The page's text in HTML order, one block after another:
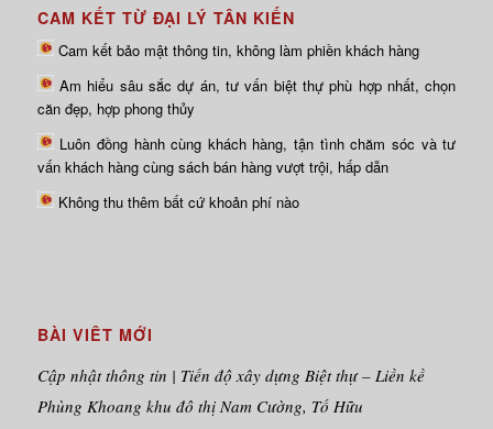
CAM KẾT TỪ ĐẠI LÝ TÂN KIẾN
Cam kết bảo mật thông tin, không làm phiền khách hàng
Am hiểu sâu sắc dự án, tư vấn biệt thự phù hợp nhất, chọn
căn đẹp, hợp phong thủy
Luôn đồng hành cùng khách hàng, tận tình chăm sóc và tư
vấn khách hàng cùng sách bán hàng vượt trội, hấp dẫn
Không thu thêm bất cứ khoản phí nào
BÀI VIÊT MỚI
Cập nhật thông tin | Tiến độ xây dựng Biệt thự – Liền kề
Phùng Khoang khu đô thị Nam Cường, Tố Hữu